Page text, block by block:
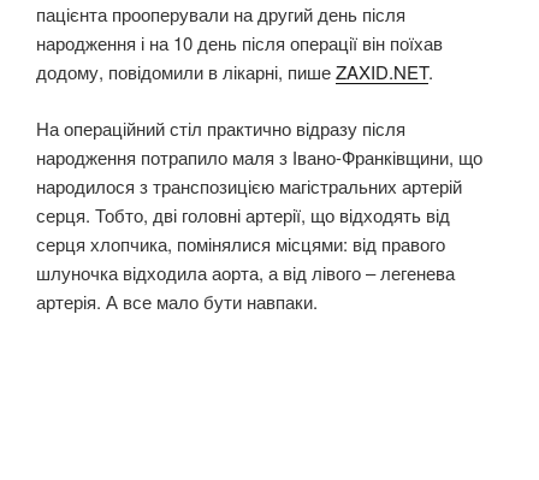
пацієнта прооперували на другий день після
народження і на 10 день після операції він поїхав
додому, повідомили в лікарні, пишеZAXID.NET.
На операційний стіл практично відразу після
народження потрапило маля з Івано-Франківщини, що
народилося з транспозицією магістральних артерій
серця. Тобто, дві головні артерії, що відходять від
серця хлопчика, помінялися місцями: від правого
шлуночка відходила аорта, а від лівого – легенева
артерія. А все мало бути навпаки.